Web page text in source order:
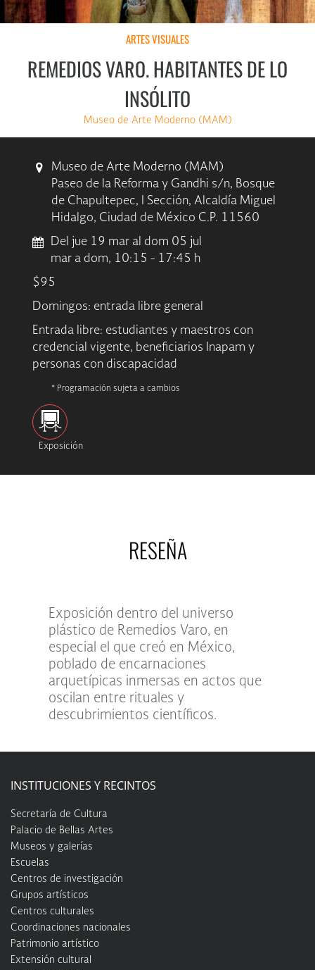
ARTES VISUALES
REMEDIOS VARO. HABITANTES DE LO
INSÓLITO
Museo de Arte Moderno (MAM)
Museo de Arte Moderno (MAM)
Paseo de la Reforma y Gandhi s/n, Bosque
de Chapultepec, I Sección, Alcaldía Miguel
Hidalgo, Ciudad de México C.P. 11560
Del jue 19 mar al dom 05 jul
mar a dom, 10:15 - 17:45 h
$95
Domingos: entrada libre general
Entrada libre: estudiantes y maestros con
credencial vigente, beneficiarios Inapam y
personas con discapacidad
* Programación sujeta a cambios
Exposición
RESEÑA
Exposición dentro del universo
plástico de Remedios Varo, en
especial el que creó en México,
poblado de encarnaciones
arquetípicas inmersas en actos que
oscilan entre rituales y
descubrimientos científicos.
INSTITUCIONES Y RECINTOS
Secretaría de Cultura
Palacio de Bellas Artes
Museos y galerías
Escuelas
Centros de investigación
Grupos artísticos
Centros culturales
Coordinaciones nacionales
Patrimonio artístico
Extensión cultural